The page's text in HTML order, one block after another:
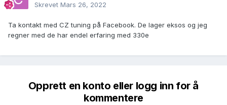
Skrevet Mars 26, 2022
Ta kontakt med CZ tuning på Facebook. De lager eksos og jeg
regner med de har endel erfaring med 330e
Opprett en konto eller logg inn for å
kommentere